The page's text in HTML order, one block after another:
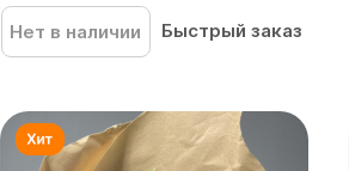
Нет в наличии Быстрый заказ